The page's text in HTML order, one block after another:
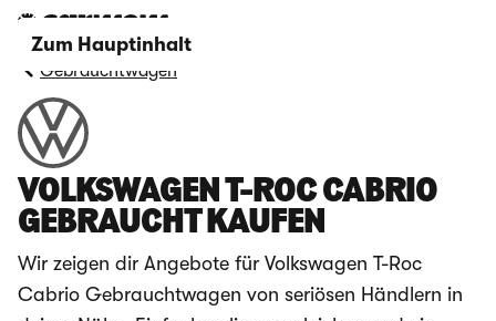
Zum Hauptinhalt
Gebrauchtwagen
VOLKSWAGEN T-ROC CABRIO
GEBRAUCHT KAUFEN
Wir zeigen dir Angebote für Volkswagen T-Roc
Cabrio Gebrauchtwagen von seriösen Händlern in